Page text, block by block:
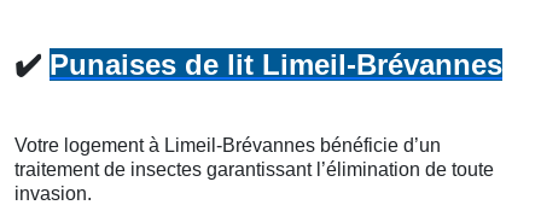
✔️ Punaises de lit Limeil-Brévannes
Votre logement à Limeil-Brévannes bénéficie d’un
traitement de insectes garantissant l’élimination de toute
invasion.